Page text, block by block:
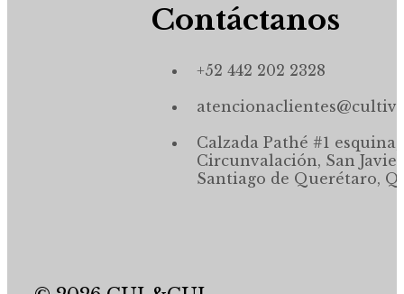
Contáctanos
+52 442 202 2328
Calzada Pathé #1 esquina,
Circunvalación, San
Santiago de Querétaro,